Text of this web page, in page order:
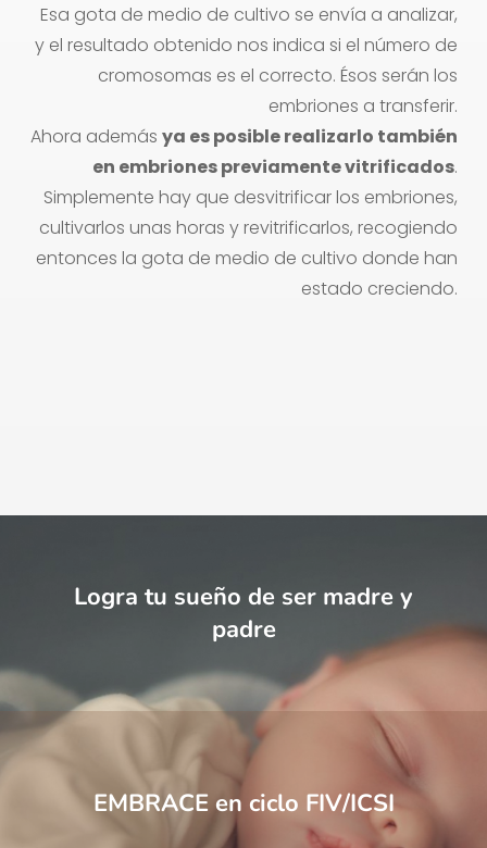
Esa gota de medio de cultivo se envía a analizar,
y el resultado obtenido nos indica si el número de
cromosomas es el correcto. Ésos serán los
embriones a transferir.
Ahora ademásya es posible realizarlo también
en embriones previamente vitrificados.
Simplemente hay que desvitrificar los embriones,
cultivarlos unas horas y revitrificarlos, recogiendo
entonces la gota de medio de cultivo donde han
estado creciendo.
Logra tu sueño de ser madre y
padre
EMBRACE en ciclo FIV/ICSI